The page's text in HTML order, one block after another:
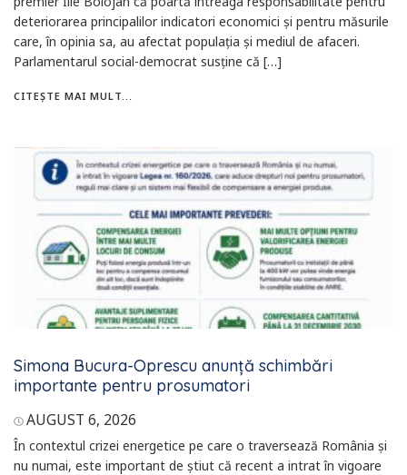
deteriorarea principalilor indicatori economici și pentru măsurile
care, în opinia sa, au afectat populația și mediul de afaceri.
Parlamentarul social-democrat susține că […]
CITEȘTE MAI MULT...
Simona Bucura-Oprescu anunță schimbări
importante pentru prosumatori
AUGUST 6, 2026
În contextul crizei energetice pe care o traversează România și
nu numai, este important de știut că recent a intrat în vigoare